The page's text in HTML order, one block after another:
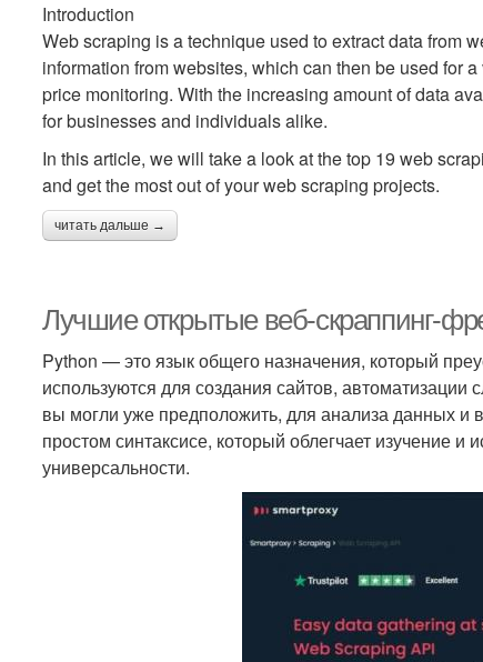
Introduction
Web scraping is a technique used to extract data from
information from websites, which can then be used for
price monitoring. With the increasing amount of data
for businesses and individuals alike.
In this article, we will take a look at the top 19 web
and get the most out of your web scraping projects.
читать дальше →
Лучшие открытые веб-скраппинг-
Python — это язык общего назначения, который
используются для создания сайтов,
вы могли уже предположить, для анализа данных и
простом синтаксисе, который облегчает изучение
универсальности.